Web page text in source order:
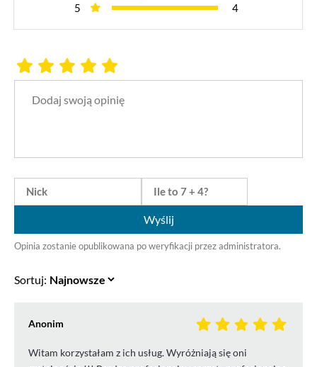
5
4
Wyślij
Opinia zostanie opublikowana po weryfikacji przez administratora.
Sortuj:
Anonim
Witam korzystałam z ich usług. Wyróżniają się oni